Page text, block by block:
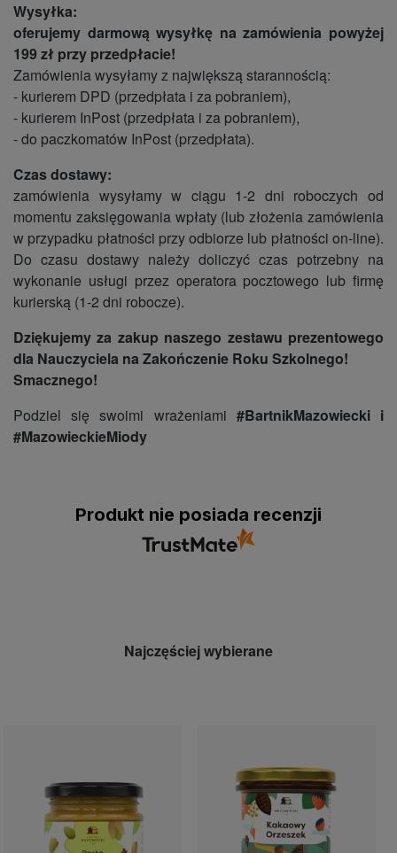
Wysyłka:
oferujemy darmową wysyłkę na zamówienia powyżej
199 zł przy przedpłacie!
Zamówienia wysyłamy z największą starannością:
- kurierem DPD (przedpłata i za pobraniem),
- kurierem InPost (przedpłata i za pobraniem),
- do paczkomatów InPost (przedpłata).
Czas dostawy:
zamówienia wysyłamy w ciągu 1-2 dni roboczych od
momentu zaksięgowania wpłaty (lub złożenia zamówienia
w przypadku płatności przy odbiorze lub płatności on-line).
Do czasu dostawy należy doliczyć czas potrzebny na
wykonanie usługi przez operatora pocztowego lub firmę
kurierską (1-2 dni robocze).
Dziękujemy za zakup naszego zestawu prezentowego
dla Nauczyciela na Zakończenie Roku Szkolnego!
Smacznego!
Podziel się swoimi wrażeniami #BartnikMazowiecki i
#MazowieckieMiody
Produkt nie posiada recenzji
Najczęściej wybierane